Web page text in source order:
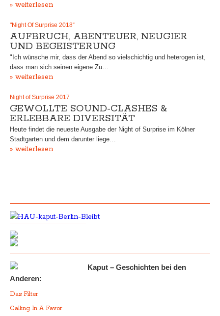
» weiterlesen
"Night Of Surprise 2018“
AUFBRUCH, ABENTEUER, NEUGIER
UND BEGEISTERUNG
"Ich wünsche mir, dass der Abend so vielschichtig und heterogen ist,
dass man sich seinen eigene Zu…
» weiterlesen
Night of Surprise 2017
GEWOLLTE SOUND-CLASHES &
ERLEBBARE DIVERSITÄT
Heute findet die neueste Ausgabe der Night of Surprise im Kölner
Stadtgarten und dem darunter liege…
» weiterlesen
Kaput – Geschichten bei den
Anderen:
Das Filter
Calling In A Favor